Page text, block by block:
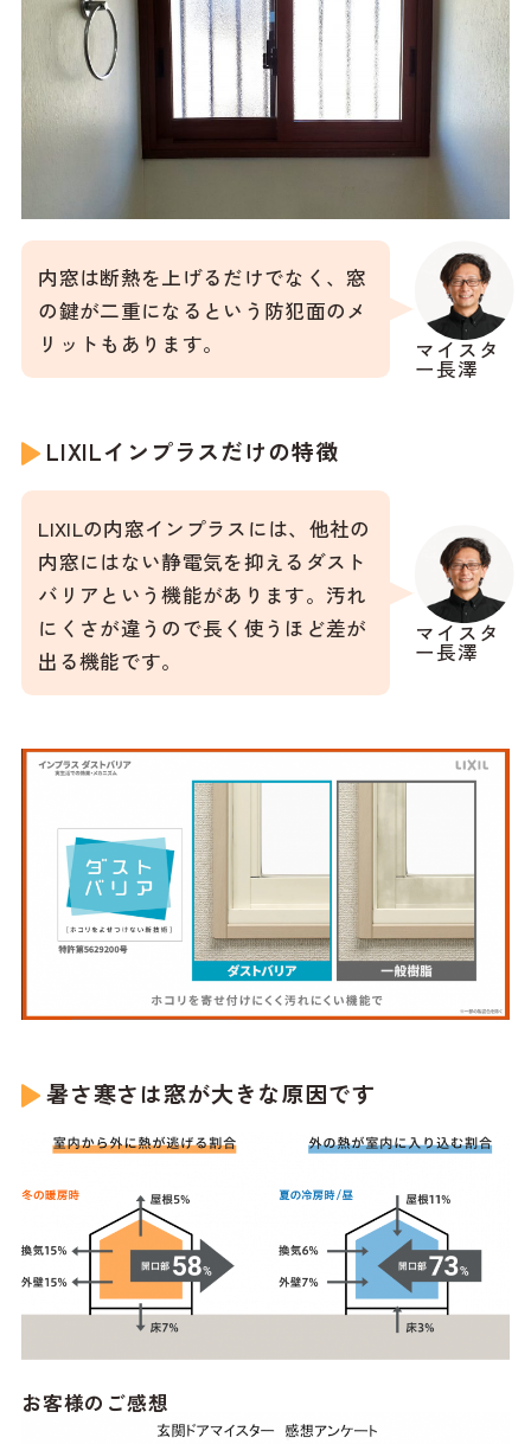
マイスタ
ー長澤
内窓は断熱を上げるだけでなく、窓
の鍵が二重になるという防犯面のメ
リットもあります。
LIXILインプラスだけの特徴
マイスタ
ー長澤
LIXILの内窓インプラスには、他社の
内窓にはない静電気を抑えるダスト
バリアという機能があります。汚れ
にくさが違うので長く使うほど差が
出る機能です。
暑さ寒さは窓が大きな原因です
お客様のご感想